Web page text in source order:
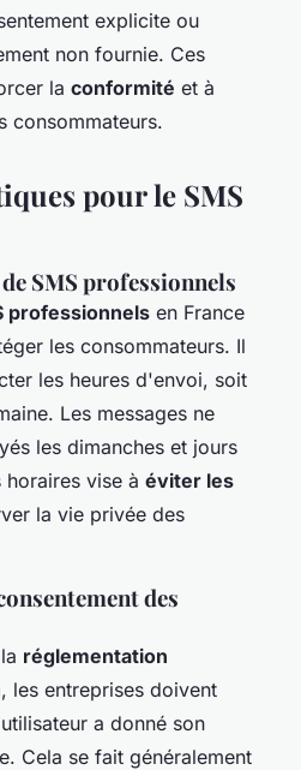
explicite ou
non fournie. Ces
la conformité et à
consommateurs.
pour le SMS
SMS professionnels
professionnels en France
les consommateurs. Il
les heures d'envoi, soit
Les messages ne
les dimanches et jours
vise à éviter les
la vie privée des
des
réglementation
, les entreprises doivent
a donné son
Cela se fait généralement